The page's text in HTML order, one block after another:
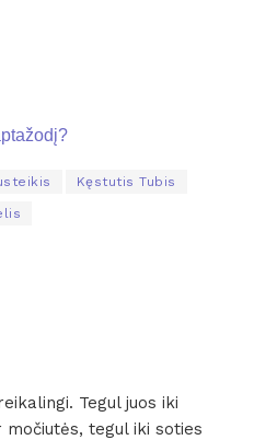
Kęstutis Tubis
Tegul juos iki
tegul iki soties